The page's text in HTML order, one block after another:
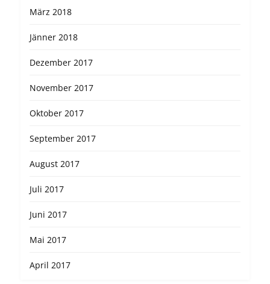
März 2018
Jänner 2018
Dezember 2017
November 2017
Oktober 2017
September 2017
August 2017
Juli 2017
Juni 2017
Mai 2017
April 2017